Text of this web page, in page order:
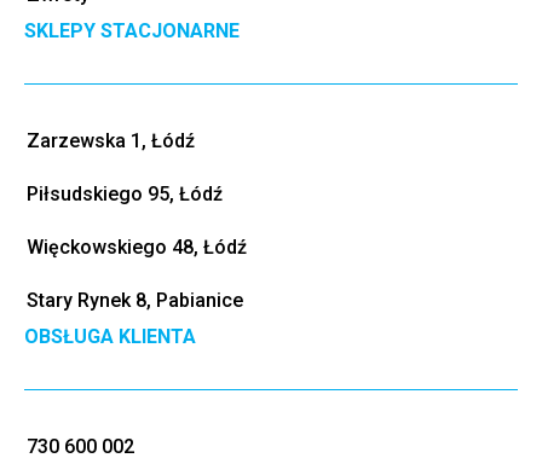
SKLEPY STACJONARNE
Zarzewska 1, Łódź
Piłsudskiego 95, Łódź
Więckowskiego 48, Łódź
Stary Rynek 8, Pabianice
OBSŁUGA KLIENTA
730 600 002